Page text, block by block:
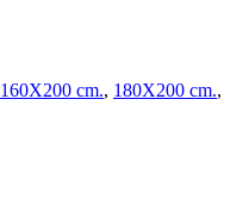
160X200 cm., 180X200 cm.,